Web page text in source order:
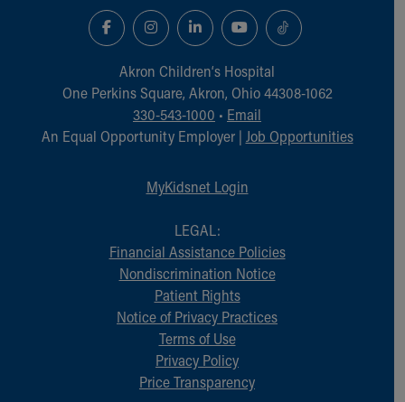
Akron Children‘s Hospital
One Perkins Square, Akron, Ohio 44308-1062
330-543-1000 • Email
An Equal Opportunity Employer | Job Opportunities
MyKidsnet Login
LEGAL:
Financial Assistance Policies
Nondiscrimination Notice
Patient Rights
Notice of Privacy Practices
Terms of Use
Privacy Policy
Price Transparency